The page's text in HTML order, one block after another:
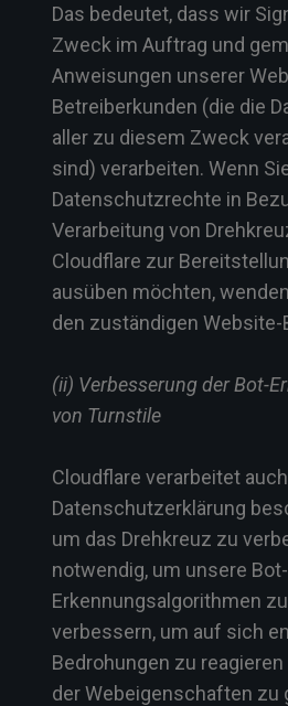
Das bedeutet, dass wir
Zweck im Auftrag und
Anweisungen unserer
Betreiberkunden (die die
aller zu diesem Zweck
sind) verarbeiten. Wenn
Datenschutzrechte in
Verarbeitung von
Cloudflare zur
ausüben möchten,
den zuständigen Website-
(ii) Verbesserung der Bot-
von Turnstile
Cloudflare verarbeitet
Datenschutzerklärung
um das Drehkreuz zu
notwendig, um unsere Bot-
Erkennungsalgorithmen
verbessern, um auf sich
Bedrohungen zu
der Webeigenschaften zu